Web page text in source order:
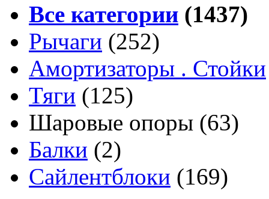
Все категории (1437)
Рычаги (252)
Амортизаторы . Стойки
Тяги (125)
Шаровые опоры (63)
Балки (2)
Сайлентблоки (169)